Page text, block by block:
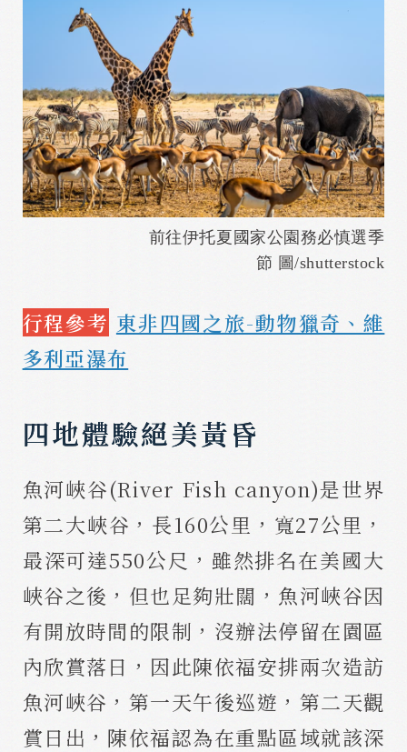
前往伊托夏國家公園務必慎選季
節 圖/shutterstock
行程參考 東非四國之旅-動物獵奇、維
多利亞瀑布
四地體驗絕美黃昏
魚河峽谷(River Fish canyon)是世界
第二大峽谷，長160公里，寬27公里，
最深可達550公尺，雖然排名在美國大
峽谷之後，但也足夠壯闊，魚河峽谷因
有開放時間的限制，沒辦法停留在園區
內欣賞落日，因此陳依福安排兩次造訪
魚河峽谷，第一天午後巡遊，第二天觀
賞日出，陳依福認為在重點區域就該深